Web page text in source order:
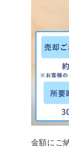
金額にご